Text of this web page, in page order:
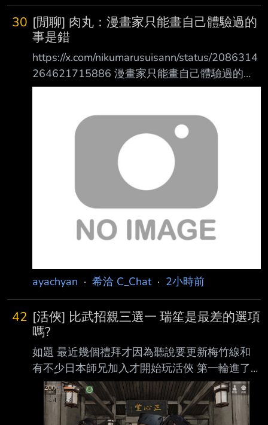
30 [閒聊] 肉丸：漫畫家只能畫自己體驗過的
事是錯
https://x.com/nikumarusuisann/status/2086314
264621715886 漫畫家只能畫自己體驗過的事
是錯誤的 我不是百合但我畫百合漫畫 我不是BL
Bad Girl https://x.com/badgirl_anime 公式不倫
https://x.com/nikumarusuisann/status/2074424
084700774502 --
ayachyan · 希洽 C_Chat· 2小時前
42 [活俠] 比武招親三選一 瑞笙是最差的選項
嗎?
如題 最近幾個禮拜才因為聽說要更新梅竹線和
有不少日本師兄加入才開始玩活俠 第一輪進了
滅門跟大師兄說相聲結局，接著看攻略讀檔回武
林大會衝高戰術進西武林 第二輪達成小師妹+師
父+殺人魔結緣才知道會變成大法師 最後因為李